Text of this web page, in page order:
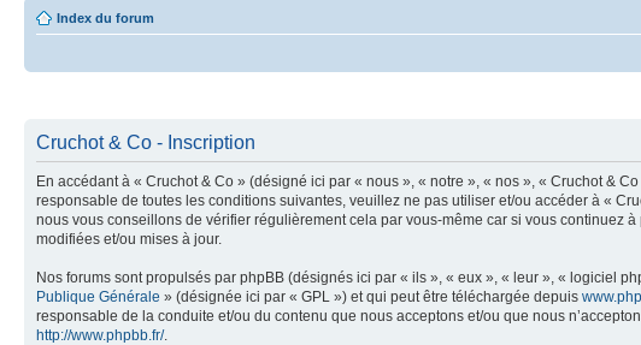
Index du forum
Cruchot & Co - Inscription
En accédant à « Cruchot & Co » (désigné ici par « nous », « notre », « nos », « Cruchot &
responsable de toutes les conditions suivantes, veuillez ne pas utiliser et/ou accéder à «
nous vous conseillons de vérifier régulièrement cela par vous-même car si vous continuez
modifiées et/ou mises à jour.
Nos forums sont propulsés par phpBB (désignés ici par « ils », « eux », « leur », « logiciel
Publique Générale » (désignée ici par « GPL ») et qui peut être téléchargée depuis
responsable de la conduite et/ou du contenu que nous acceptons et/ou que nous
http://www.phpbb.fr/.